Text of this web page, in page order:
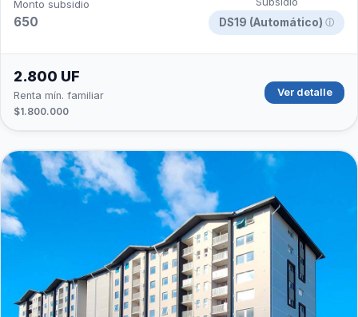
Monto subsidio
650
DS19 (Automático) ⓘ
2.800 UF
Renta mín. familiar
$1.800.000
Ver detalle